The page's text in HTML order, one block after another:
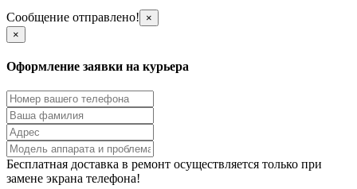
Сообщение отправлено!
×
×
Оформление заявки на курьера
Бесплатная доставка в ремонт осуществляется только при
замене экрана телефона!